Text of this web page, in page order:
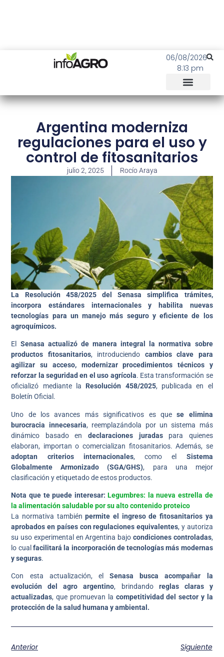
06/08/2026
8:13 pm
Argentina moderniza
regulaciones para el uso y
control de fitosanitarios
julio 2, 2025 Rocío Araya
La Resolución 458/2025 del Senasa simplifica trámites,
incorpora estándares internacionales y habilita nuevas
tecnologías para un manejo más seguro y eficiente de los
agroquímicos.
El Senasa actualizó de manera integral la normativa sobre
productos fitosanitarios, introduciendo cambios clave para
agilizar su acceso, modernizar procedimientos técnicos y
reforzar la seguridad en el uso agrícola. Esta transformación se
oficializó mediante la Resolución 458/2025, publicada en el
Boletín Oficial.
Uno de los avances más significativos es quese elimina
burocracia innecesaria, reemplazándola por un sistema más
dinámico basado en declaraciones juradaspara quienes
elaboran, importan o comercializan fitosanitarios. Además, se
adoptan criterios internacionales, como el Sistema
Globalmente Armonizado (SGA/GHS), para una mejor
clasificación y etiquetado de estos productos.
Nota que te puede interesar: Legumbres: la nueva estrella de
la alimentación saludable por su alto contenido proteico
La normativa tambiénpermite el ingreso de fitosanitarios ya
aprobados en países con regulaciones equivalentes, y autoriza
su uso experimental en Argentina bajo condiciones controladas,
lo cual facilitará la incorporación de tecnologías más modernas
y seguras.
Con esta actualización, elSenasa busca acompañar la
evolución del agro argentino, brindando reglas claras y
actualizadas, que promuevan la competitividad del sector y la
protección de la salud humana y ambiental.
Anterior Siguiente